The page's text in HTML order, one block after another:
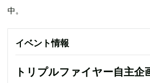
中。
イベント情報
トリプルファイヤー自主企